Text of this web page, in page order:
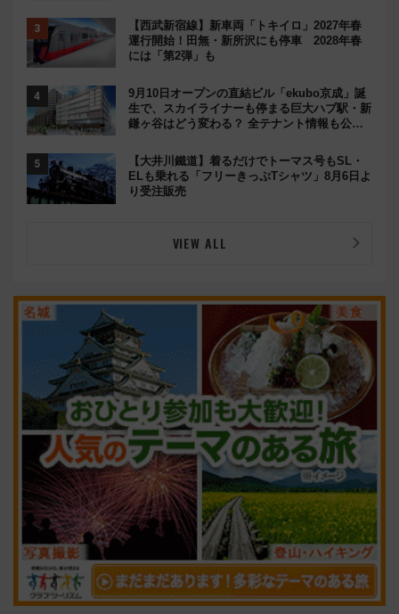
【西武新宿線】新車両「トキイロ」2027年春
運行開始！田無・新所沢にも停車 2028年春
には「第2弾」も
9月10日オープンの直結ビル「ekubo京成」誕
生で、スカイライナーも停まる巨大ハブ駅・新
鎌ヶ谷はどう変わる？ 全テナント情報も公
【大井川鐵道】着るだけでトーマス号もSL・
ELも乗れる「フリーきっぷTシャツ」8月6日よ
り受注販売
VIEW ALL